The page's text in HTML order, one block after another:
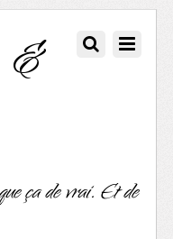
ça de vrai. Et de